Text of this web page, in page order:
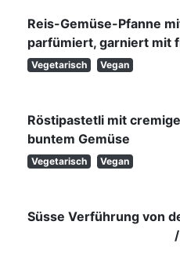
Reis-Gemüse-Pfanne
parfümiert, garniert mit
Vegetarisch Vegan
Röstipastetli mit
buntem Gemüse
Vegetarisch Vegan
Süsse Verführung von